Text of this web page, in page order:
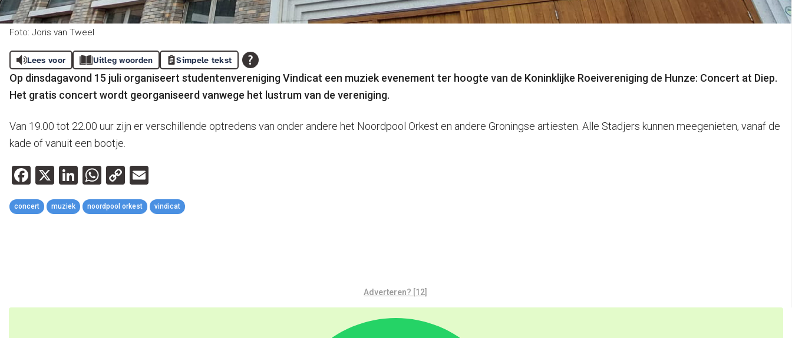
Foto: Joris van Tweel
Lees voor Uitleg woorden Simpele tekst
Op dinsdagavond 15 juli organiseert studentenvereniging Vindicat een muziek evenement ter hoogte van de Koninklijke Roeivereniging de Hunze: Concert at Diep.
Het gratis concert wordt georganiseerd vanwege het lustrum van de vereniging.
Van 19.00 tot 22.00 uur zijn er verschillende optredens van onder andere het Noordpool Orkest en andere Groningse artiesten. Alle Stadjers kunnen meegenieten, vanaf de
kade of vanuit een bootje.
Facebook
X LinkedIn
WhatsApp
Copy
Link
concert muziek noordpool orkest vindicat
Adverteren? [12]